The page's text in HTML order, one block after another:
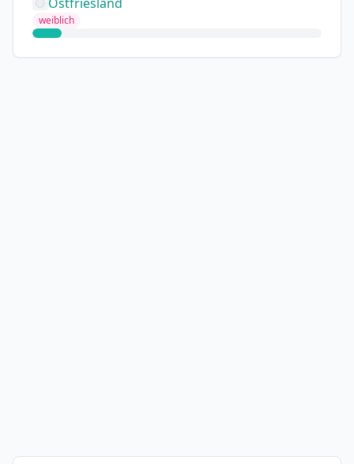
weiblich